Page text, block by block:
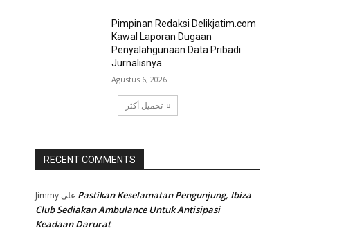
Pimpinan Redaksi Delikjatim.com
Kawal Laporan Dugaan
Penyalahgunaan Data Pribadi
Jurnalisnya
Agustus 6, 2026
تحميل أكثر
RECENT COMMENTS
Jimmy
Pastikan Keselamatan Pengunjung, Ibiza
Club Sediakan Ambulance Untuk Antisipasi
Keadaan Darurat